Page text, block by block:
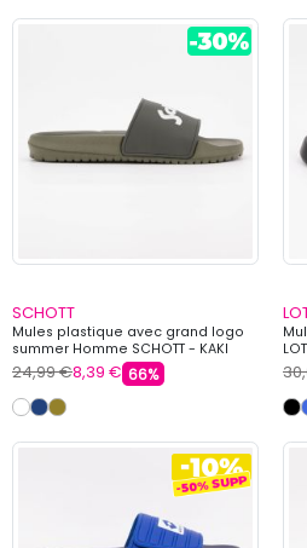
SCHOTT
Mules plastique avec grand logo
summer Homme SCHOTT - KAKI
24,99 €8,39 € 66%